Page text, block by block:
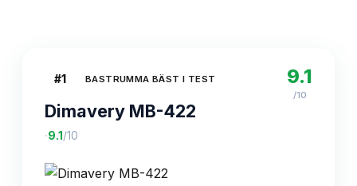
#1 BASTRUMMA BÄST I TEST
Dimavery MB-422
·9.1 /10
9.1
/10